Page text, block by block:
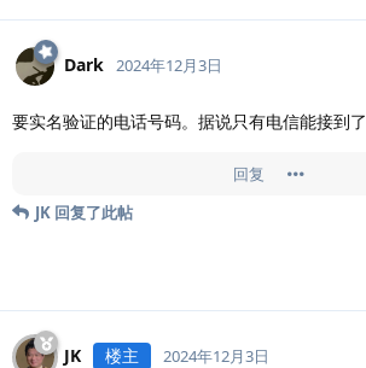
Dark 2024年12月3日
要实名验证的电话号码。据说只有电信能接到了
回复
JK 回复了此帖
JK 楼主 2024年12月3日